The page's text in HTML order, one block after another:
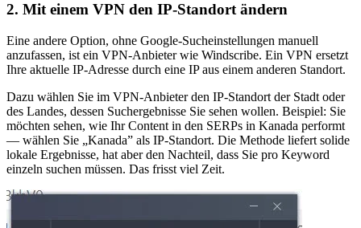
2. Mit einem VPN den IP-Standort ändern
Eine andere Option, ohne Google-Sucheinstellungen manuell
anzufassen, ist ein VPN-Anbieter wie Windscribe. Ein VPN ersetzt
Ihre aktuelle IP-Adresse durch eine IP aus einem anderen Standort.
Dazu wählen Sie im VPN-Anbieter den IP-Standort der Stadt oder
des Landes, dessen Suchergebnisse Sie sehen wollen. Beispiel: Sie
möchten sehen, wie Ihr Content in den SERPs in Kanada performt
— wählen Sie „Kanada” als IP-Standort. Die Methode liefert solide
lokale Ergebnisse, hat aber den Nachteil, dass Sie pro Keyword
einzeln suchen müssen. Das frisst viel Zeit.